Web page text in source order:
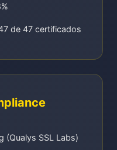
de 47 certificados
(Qualys SSL Labs)